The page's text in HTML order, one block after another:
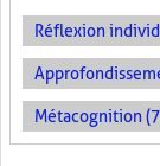
Réflexion
Métacognition